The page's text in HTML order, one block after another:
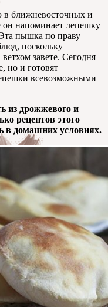
в ближневосточных и
он напоминает лепешку
пышка по праву
поскольку
завете. Сегодня
но и готовят
всевозможными
из дрожжевого и
рецептов этого
в домашних условиях.